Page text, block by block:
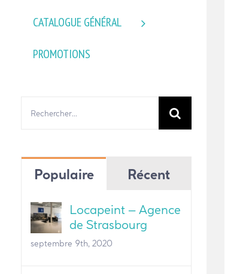
CATALOGUE GÉNÉRAL
PROMOTIONS
Populaire Récent
Locapeint – Agence
de Strasbourg
septembre 9th, 2020